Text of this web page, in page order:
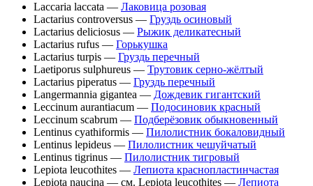
Laccaria laccata — Лаковица розовая
Lactarius controversus — Груздь осиновый
Lactarius deliciosus — Рыжик деликатесный
Lactarius rufus — Горькушка
Lactarius turpis — Груздь перечный
Laetiporus sulphureus — Трутовик серно-жёлтый
Lactarius piperatus — Груздь перечный
Langermannia gigantea — Дождевик гигантский
Leccinum aurantiacum — Подосиновик красный
Leccinum scabrum — Подберёзовик обыкновенный
Lentinus cyathiformis — Пилолистник бокаловидный
Lentinus lepideus — Пилолистник чешуйчатый
Lentinus tigrinus — Пилолистник тигровый
Lepiota leucothites — Лепиота краснопластинчастая
Lepiota naucina — см. Lepiota leucothites — Лепиота